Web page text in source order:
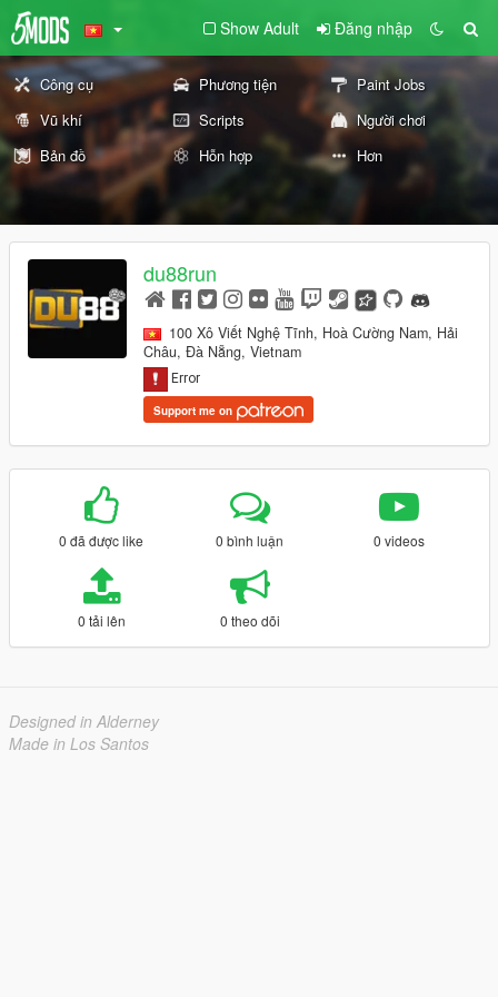
Show Adult Đăng nhập
Công cụ Phương tiện
Paint Jobs
Vũ khí
Scripts
Người chơi
Bản đồ
Hỗn hợp Hơn
du88run
100 Xô Viết Nghệ Tĩnh, Hoà Cường Nam, Hải
Châu, Đà Nẵng, Vietnam
Support me on
0 đã được like 0 bình luận 0 videos
0 tải lên 0 theo dõi
Designed in Alderney
Made in Los Santos